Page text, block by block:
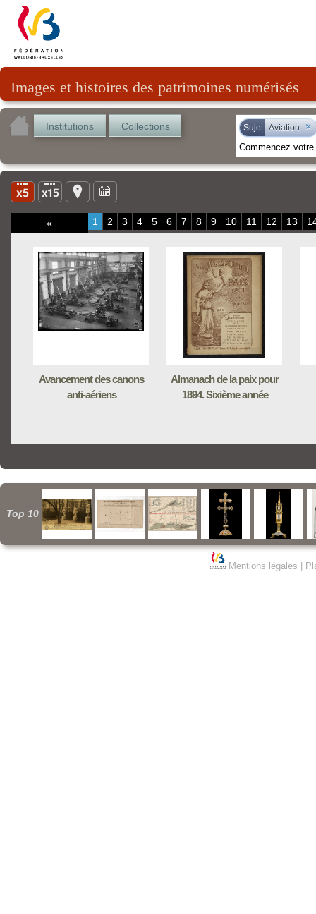
Images et histoires des patrimoines numérisés
Institutions Collections Sujet Aviation ×
« 1 2 3 4 5 6 7 8 9 10 11 12 13
Avancement des canons
anti-aériens
Almanach de la paix pour
1894. Sixième année
Top 10
Mentions légales